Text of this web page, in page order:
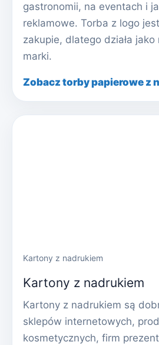
gastronomii, na eventach i
reklamowe. Torba z logo
zakupie, dlatego działa
marki.
Zobacz torby papierowe z
Kartony z nadrukiem
Kartony z nadrukiem
Kartony z nadrukiem są
sklepów internetowych,
kosmetycznych, firm